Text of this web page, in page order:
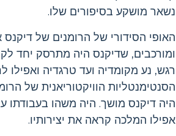
נשאר מושקע בסיפורים שלו.
האופי הסידורי של הרומנים של
ומורכבים, שדיקנס היה מתרסק יחד
רגש, נע מקומדיה ועד טרגדיה ואפילו
הסנטימנטליות הוויקטוריאנית של
היה דיקנס מושך. היה משהו בעבודתו
אפילו המלכה קראה את יצירותיו.